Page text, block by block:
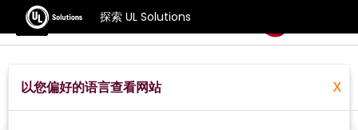
探索 UL Solutions
基准测试
Home Zh Hans Compare
以您偏好的语言查看网站 X